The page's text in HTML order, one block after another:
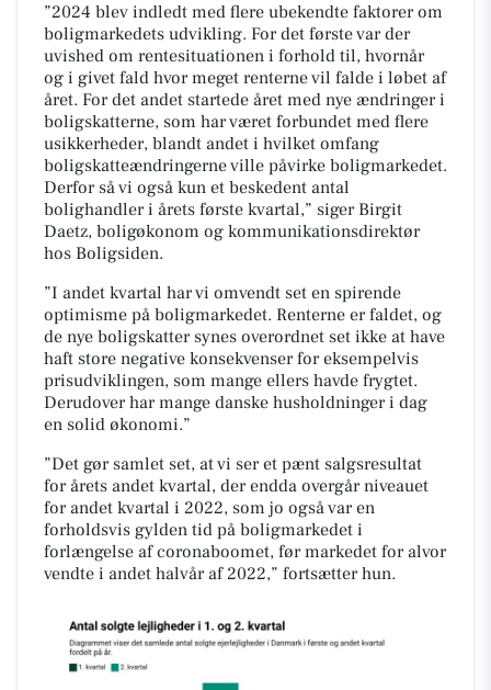
”2024 blev indledt med flere ubekendte faktorer om
boligmarkedets udvikling. For det første var der
uvished om rentesituationen i forhold til, hvornår
og i givet fald hvor meget renterne vil falde i løbet af
året. For det andet startede året med nye ændringer i
boligskatterne, som har været forbundet med flere
usikkerheder, blandt andet i hvilket omfang
boligskatteændringerne ville påvirke boligmarkedet.
Derfor så vi også kun et beskedent antal
bolighandler i årets første kvartal,” siger Birgit
Daetz, boligøkonom og kommunikationsdirektør
hos Boligsiden.
”I andet kvartal har vi omvendt set en spirende
optimisme på boligmarkedet. Renterne er faldet, og
de nye boligskatter synes overordnet set ikke at have
haft store negative konsekvenser for eksempelvis
prisudviklingen, som mange ellers havde frygtet.
Derudover har mange danske husholdninger i dag
en solid økonomi.”
”Det gør samlet set, at vi ser et pænt salgsresultat
for årets andet kvartal, der endda overgår niveauet
for andet kvartal i 2022, som jo også var en
forholdsvis gylden tid på boligmarkedet i
forlængelse af coronaboomet, før markedet for alvor
vendte i andet halvår af 2022,” fortsætter hun.